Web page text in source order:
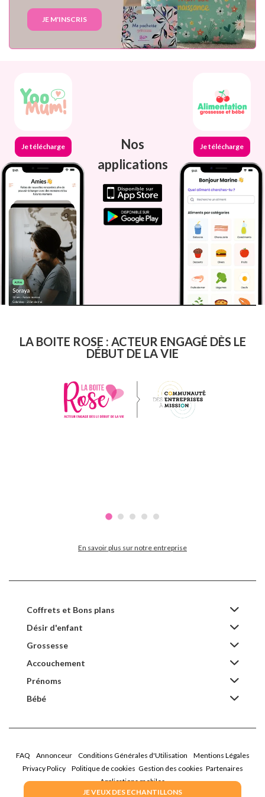
JE VEUX DES ECHANTILLONS
JE M'INSCRIS
Je télécharge
Nos
applications
Je télécharge
LA BOITE ROSE : ACTEUR ENGAGÉ DÈS LE
DÉBUT DE LA VIE
En savoir plus sur notre entreprise
Coffrets et Bons plans
Désir d'enfant
Grossesse
Accouchement
Prénoms
Bébé
FAQ Annonceur Conditions Générales d'Utilisation
Mentions Légales
Privacy Policy
Politique de cookies Gestion des cookies Partenaires
Applications mobiles